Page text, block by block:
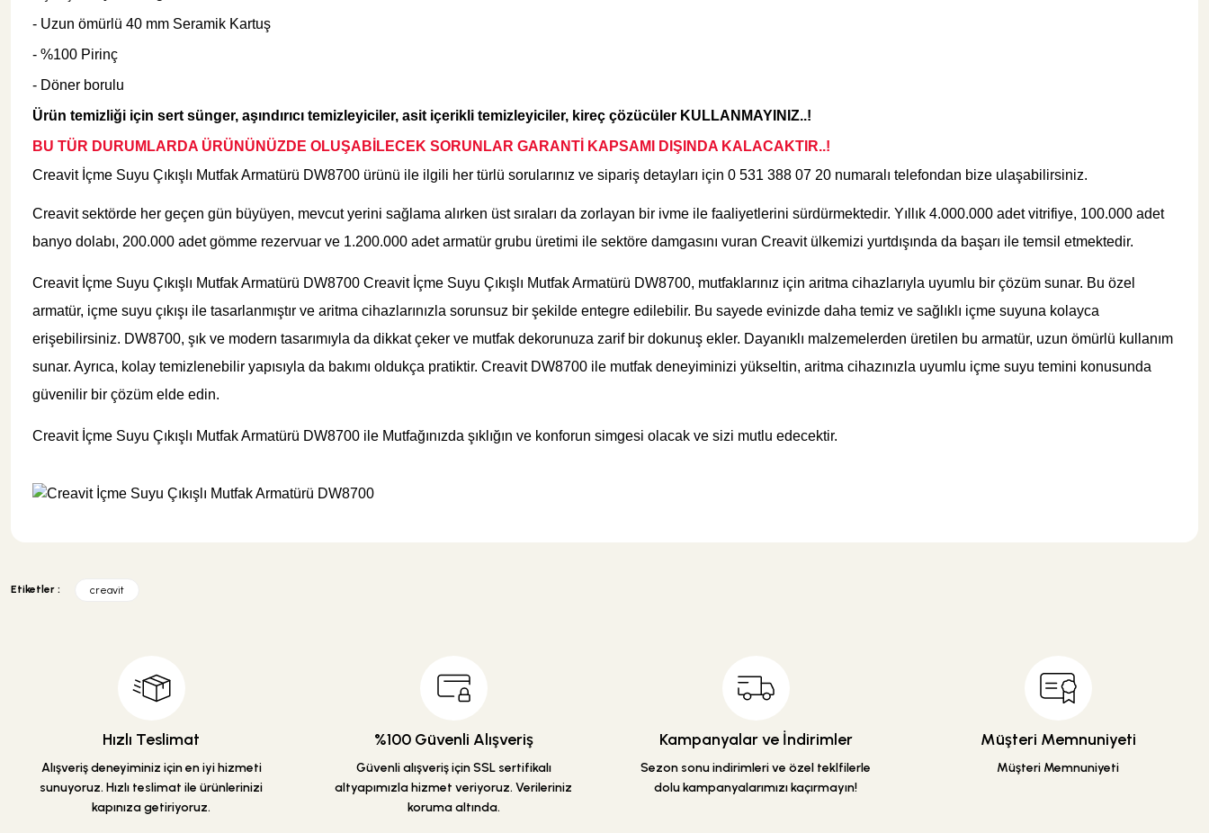
- Uzun ömürlü 40 mm Seramik Kartuş
- %100 Pirinç
- Döner borulu
Ürün temizliği için sert sünger, aşındırıcı temizleyiciler, asit içerikli temizleyiciler, kireç çözücüler KULLANMAYINIZ..!
BU TÜR DURUMLARDA ÜRÜNÜNÜZDE OLUŞABİLECEK SORUNLAR GARANTİ KAPSAMI DIŞINDA KALACAKTIR..!
Creavit İçme Suyu Çıkışlı Mutfak Armatürü DW8700 ürünü ile ilgili her türlü sorularınız ve sipariş detayları için 0 531 388 07 20 numaralı telefondan bize ulaşabilirsiniz.
Creavit sektörde her geçen gün büyüyen, mevcut yerini sağlama alırken üst sıraları da zorlayan bir ivme ile faaliyetlerini sürdürmektedir. Yıllık 4.000.000 adet vitrifiye, 100.000 adet
banyo dolabı, 200.000 adet gömme rezervuar ve 1.200.000 adet armatür grubu üretimi ile sektöre damgasını vuran Creavit ülkemizi yurtdışında da başarı ile temsil etmektedir.
Creavit İçme Suyu Çıkışlı Mutfak Armatürü DW8700 Creavit İçme Suyu Çıkışlı Mutfak Armatürü DW8700, mutfaklarınız için aritma cihazlarıyla uyumlu bir çözüm sunar. Bu özel
armatür, içme suyu çıkışı ile tasarlanmıştır ve aritma cihazlarınızla sorunsuz bir şekilde entegre edilebilir. Bu sayede evinizde daha temiz ve sağlıklı içme suyuna kolayca
erişebilirsiniz. DW8700, şık ve modern tasarımıyla da dikkat çeker ve mutfak dekorunuza zarif bir dokunuş ekler. Dayanıklı malzemelerden üretilen bu armatür, uzun ömürlü kullanım
sunar. Ayrıca, kolay temizlenebilir yapısıyla da bakımı oldukça pratiktir. Creavit DW8700 ile mutfak deneyiminizi yükseltin, aritma cihazınızla uyumlu içme suyu temini konusunda
güvenilir bir çözüm elde edin.
Creavit İçme Suyu Çıkışlı Mutfak Armatürü DW8700 ile Mutfağınızda şıklığın ve konforun simgesi olacak ve sizi mutlu edecektir.
Ürün fiyatı diğer sitelerden daha pahalı.
Bu ürüne benzer farklı alternatifler olmalı.
Etiketler : creavit
Hızlı Teslimat
Alışveriş deneyiminiz için en iyi hizmeti
sunuyoruz. Hızlı teslimat ile ürünlerinizi
kapınıza getiriyoruz.
%100 Güvenli Alışveriş
Güvenli alışveriş için SSL sertifikalı
altyapımızla hizmet veriyoruz. Verileriniz
koruma altında.
Kampanyalar ve İndirimler
Sezon sonu indirimleri ve özel teklfilerle
dolu kampanyalarımızı kaçırmayın!
Müşteri Memnuniyeti
Müşteri Memnuniyeti
Şok Duşlar
Spa Sauna Sistemler
Akıllı Klozet
Duş Kabinleri
Duş Kanalları ve Sifonlar
Tezgah